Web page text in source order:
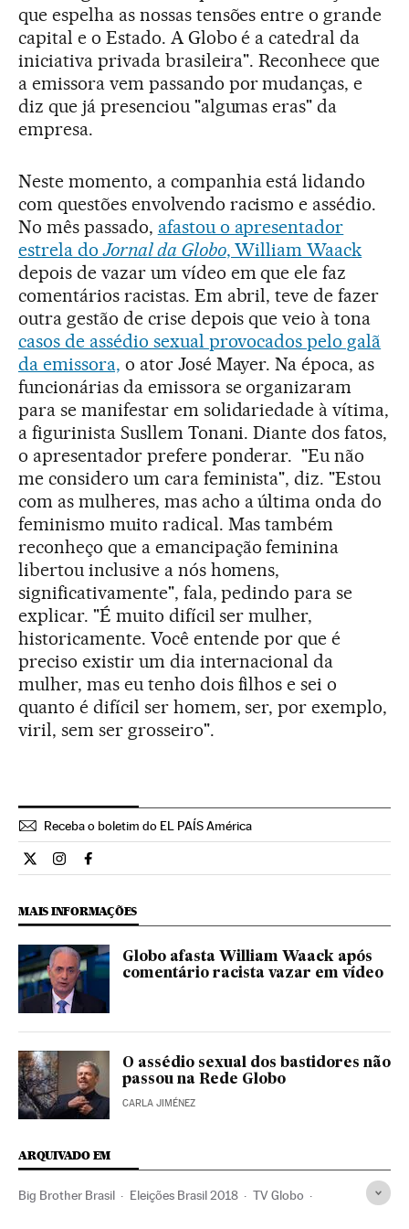
que espelha as nossas tensões entre o grande
capital e o Estado. A Globo é a catedral da
iniciativa privada brasileira". Reconhece que
a emissora vem passando por mudanças, e
diz que já presenciou "algumas eras" da
empresa.
Neste momento, a companhia está lidando
com questões envolvendo racismo e assédio.
No mês passado, afastou o apresentador
estrela doJornal da Globo, William Waack
depois de vazar um vídeo em que ele faz
comentários racistas. Em abril, teve de fazer
outra gestão de crise depois que veio à tona
casos de assédio sexual provocados pelo galã
da emissora, o ator José Mayer. Na época, as
funcionárias da emissora se organizaram
para se manifestar em solidariedade à vítima,
a figurinista Susllem Tonani. Diante dos fatos,
o apresentador prefere ponderar. "Eu não
me considero um cara feminista", diz. "Estou
com as mulheres, mas acho a última onda do
feminismo muito radical. Mas também
reconheço que a emancipação feminina
libertou inclusive a nós homens,
significativamente", fala, pedindo para se
explicar. "É muito difícil ser mulher,
historicamente. Você entende por que é
preciso existir um dia internacional da
mulher, mas eu tenho dois filhos e sei o
quanto é difícil ser homem, ser, por exemplo,
viril, sem ser grosseiro".
Receba o boletim do EL PAÍS América
Cultura El País Brasil en Twitter
Cultura El País Brasil en Instagram
Cultura El País Brasil en Facebook
MAIS INFORMAÇÕES
Globo afasta William Waack após
comentário racista vazar em vídeo
O assédio sexual dos bastidores não
passou na Rede Globo
CARLA JIMÉNEZ
ARQUIVADO EM
Big Brother Brasil Eleições Brasil 2018 TV Globo